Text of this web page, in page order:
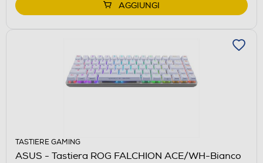
AGGIUNGI
TASTIERE GAMING
ASUS - Tastiera ROG FALCHION ACE/WH-Bianco